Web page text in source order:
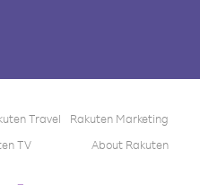
Travel
Rakuten Marketing
TV About Rakuten